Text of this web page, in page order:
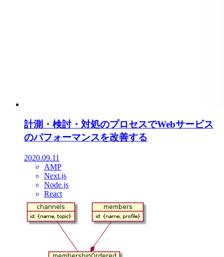
計測・検討・対処のプロセスでWebサービス
のパフォーマンスを改善する
2020.09.11
AMP
Next.js
Node.js
React